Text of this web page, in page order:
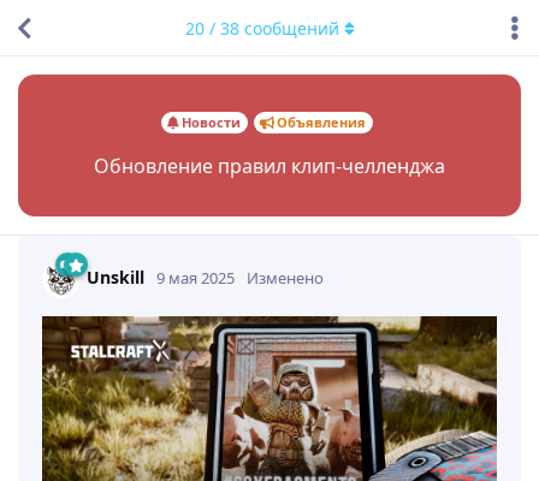
Новости Объявления
Обновление правил клип-челленджа
20/ 38сообщений
Unskill 9 мая 2025 Изменено